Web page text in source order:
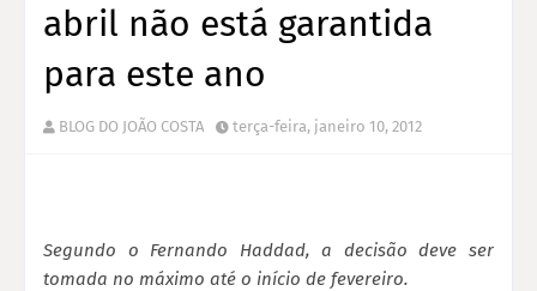
abril não está garantida
para este ano
BLOG DO JOÃO COSTA terça-feira, janeiro 10, 2012
Segundo o Fernando Haddad, a decisão deve ser
tomada no máximo até o início de fevereiro.